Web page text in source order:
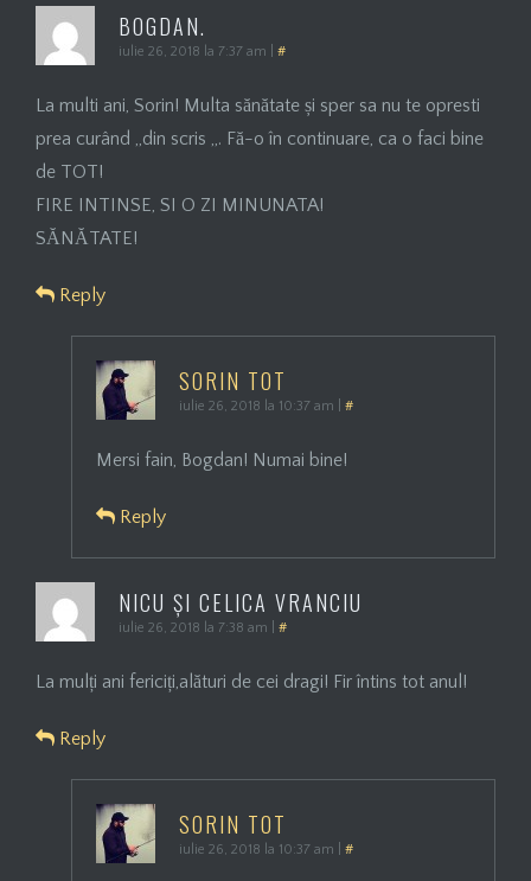
BOGDAN.
iulie 26, 2018 la 7:37 am #
La multi ani, Sorin! Multa sănătate și sper sa nu te opresti
prea curând „din scris „. Fă-o în continuare, ca o faci bine
de TOT!
FIRE INTINSE, SI O ZI MINUNATA!
SĂNĂTATE!
Reply
SORIN TOT
iulie 26, 2018 la 10:37 am #
Mersi fain, Bogdan! Numai bine!
Reply
NICU ȘI CELICA VRANCIU
iulie 26, 2018 la 7:38 am #
La mulți ani fericiți,alături de cei dragi! Fir întins tot anul!
Reply
SORIN TOT
iulie 26, 2018 la 10:37 am #